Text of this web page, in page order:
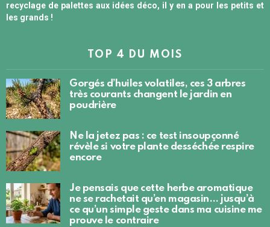
recyclage de palettes aux idées déco, il y en a pour les petits et
les grands !
TOP 4 DU MOIS
Gorgés d’huiles volatiles, ces 3 arbres
très courants changent le jardin en
poudrière
Ne la jetez pas : ce test insoupçonné
révèle si votre plante desséchée respire
encore
Je pensais que cette herbe aromatique
ne se rachetait qu’en magasin… jusqu’à
ce qu’un simple geste dans ma cuisine me
prouve le contraire